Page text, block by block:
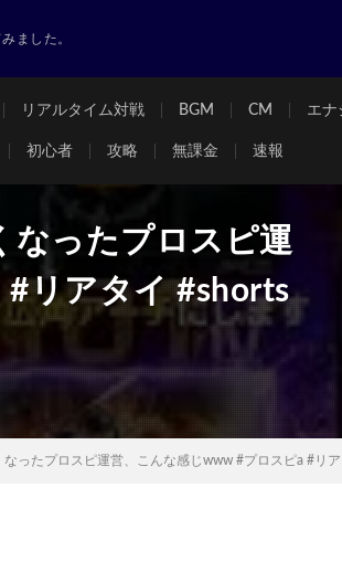
ました。
リアルタイム対戦 BGM CM エナ
初心者 攻略 無課金 速報
なったプロスピ運
リアタイ #shorts
なったプロスピ運営、こんな感じwww #プロスピa #リ